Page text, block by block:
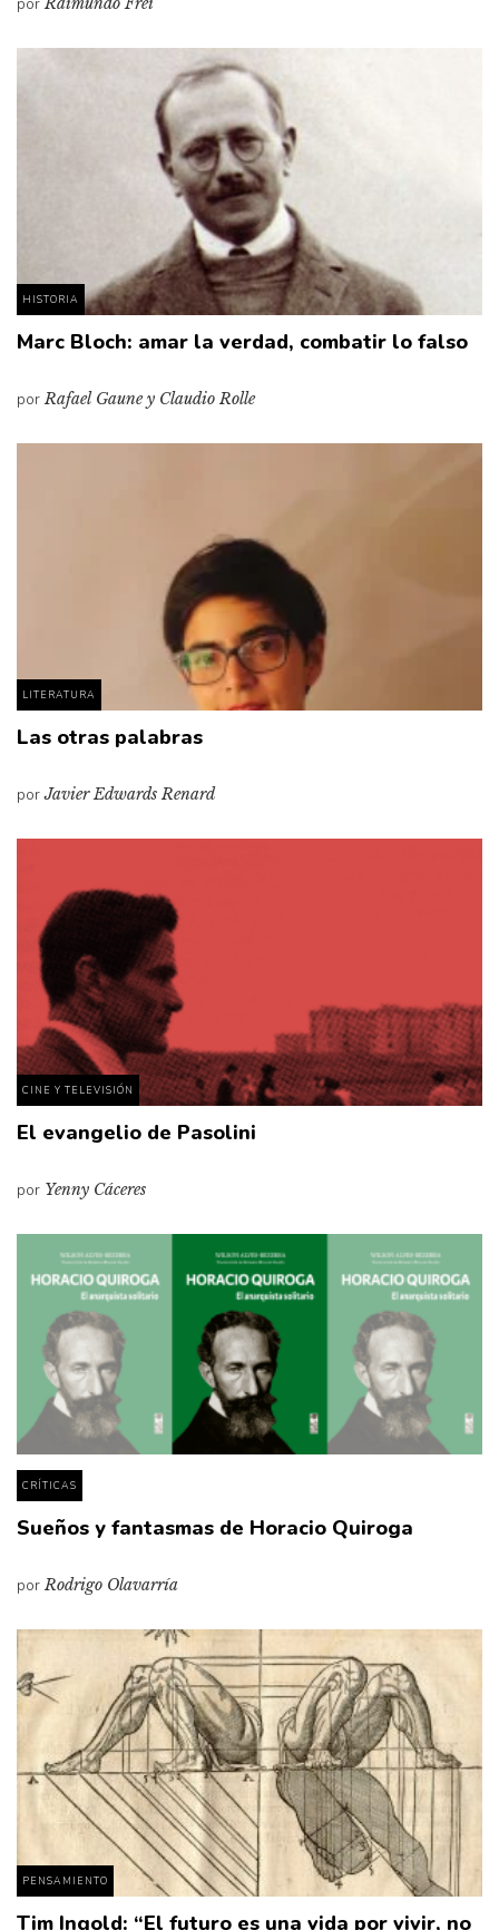
Pensamiento ilustrado
Personaje
Personajes secundarios
Vidas paralelas
Voces y lecturas
HISTORIA
Marc Bloch: amar la verdad, combatir lo falso
porRafael Gaune y Claudio Rolle
LITERATURA
Las otras palabras
porJavier Edwards Renard
CINE Y TELEVISIÓN
El evangelio de Pasolini
por Yenny Cáceres
CRÍTICAS
Sueños y fantasmas de Horacio Quiroga
porRodrigo Olavarría
PENSAMIENTO
Tim Ingold: “El futuro es una vida por vivir, no